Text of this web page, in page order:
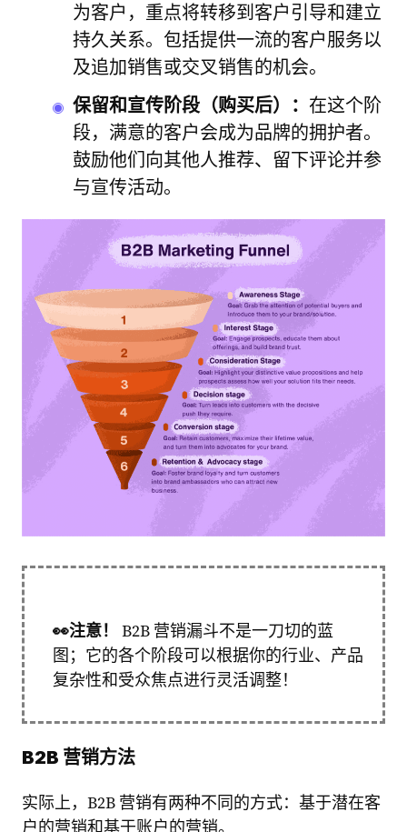
为客户，重点将转移到客户引导和建立
持久关系。包括提供一流的客户服务以
及追加销售或交叉销售的机会。
保留和宣传阶段（购买后）： 在这个阶
段，满意的客户会成为品牌的拥护者。
鼓励他们向其他人推荐、留下评论并参
与宣传活动。
👀注意！
B2B 营销漏斗不是一刀切的蓝
图；它的各个阶段可以根据你的行业、产品
复杂性和受众焦点进行灵活调整！
B2B 营销方法
实际上，B2B 营销有两种不同的方式：基于潜在客
户的营销和基于账户的营销。